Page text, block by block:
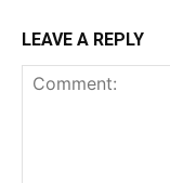
LEAVE A REPLY